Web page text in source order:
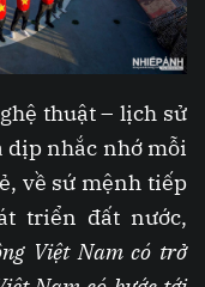
thuật – lịch sử
dịp nhắc nhớ mỗi
về sứ mệnh tiếp
triển đất nước,
Việt Nam có trở